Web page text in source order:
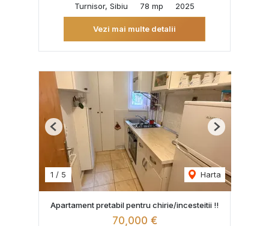
Turnisor, Sibiu
78 mp 2025
Vezi mai multe detalii
1 / 5 Harta
Previous Next
Apartament pretabil pentru chirie/incesteitii !!
70,000 €